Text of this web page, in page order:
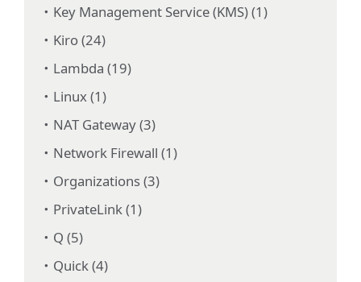
Key Management Service (KMS) (1)
Kiro (24)
Lambda (19)
Linux (1)
NAT Gateway (3)
Network Firewall (1)
Organizations (3)
PrivateLink (1)
Q (5)
Quick (4)